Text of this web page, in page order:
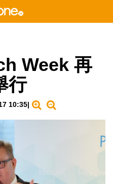
Week 再
行
10:35|